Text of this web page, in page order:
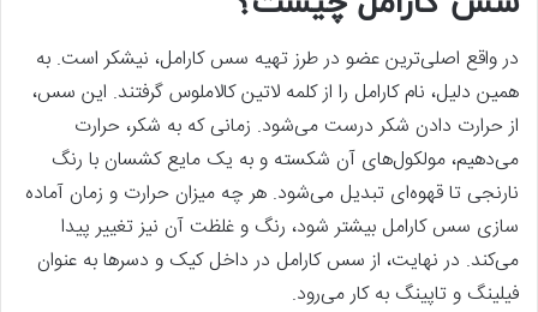
در واقع اصلی‌ترین عضو در طرز تهیه سس کارامل، نیشکر است. به
همین دلیل، نام کارامل را از کلمه لاتین کالاملوس گرفتند. این سس،
از حرارت دادن شکر درست می‌شود. زمانی که به شکر، حرارت
می‌دهیم، مولکول‌های آن شکسته و به یک مایع کشسان با رنگ
نارنجی تا قهوه‌ای تبدیل می‌شود. هر چه میزان حرارت و زمان آماده
سازی سس کارامل بیشتر شود، رنگ و غلظت آن نیز تغییر پیدا
می‌کند. در نهایت، از سس کارامل در داخل کیک و دسرها به عنوان
فیلینگ و تاپینگ به کار می‌رود.